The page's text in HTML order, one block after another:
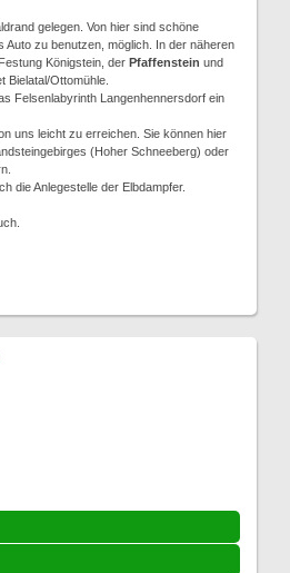
gelegen. Von hier sind schöne
Auto zu benutzen, möglich. In der näheren
Königstein, der Pfaffenstein und
Bielatal/Ottomühle.
Felsenlabyrinth Langenhennersdorf ein
uns leicht zu erreichen. Sie können hier
(Hoher Schneeberg) oder
die Anlegestelle der Elbdampfer.